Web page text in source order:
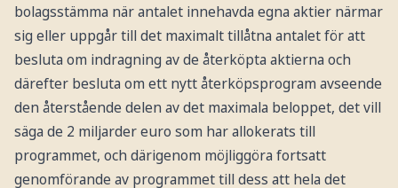
bolagsstämma när antalet innehavda egna aktier närmar
sig eller uppgår till det maximalt tillåtna antalet för att
besluta om indragning av de återköpta aktierna och
därefter besluta om ett nytt återköpsprogram avseende
den återstående delen av det maximala beloppet, det vill
säga de 2 miljarder euro som har allokerats till
programmet, och därigenom möjliggöra fortsatt
genomförande av programmet till dess att hela det